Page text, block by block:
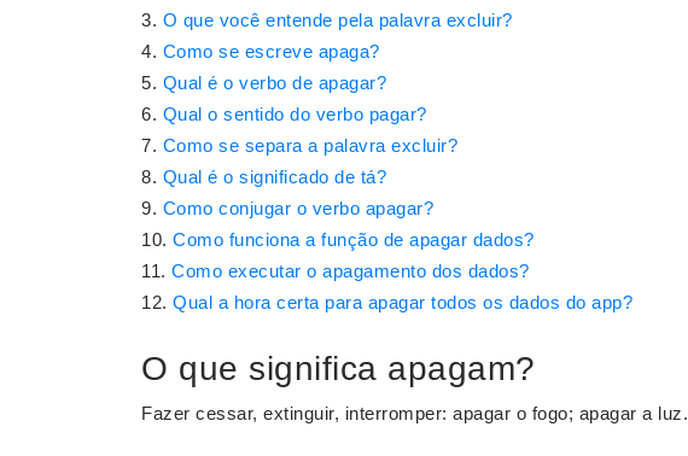
O que você entende pela palavra excluir?
Como se escreve apaga?
Qual é o verbo de apagar?
Qual o sentido do verbo pagar?
Como se separa a palavra excluir?
Qual é o significado de tá?
Como conjugar o verbo apagar?
Como funciona a função de apagar dados?
Como executar o apagamento dos dados?
Qual a hora certa para apagar todos os dados do app?
O que significa apagam?
Fazer cessar, extinguir, interromper: apagar o fogo; apagar a luz.